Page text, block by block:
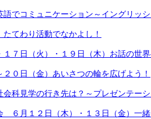
でコミュニケーション～イングリッ
てわり活動でなかよし！
７日（火）・１９日（木）お話の世界
０日（金）あいさつの輪を広げよう！
科見学の行き先は？～プレゼンテーシ
６月１２日（木）・１３日（金）一